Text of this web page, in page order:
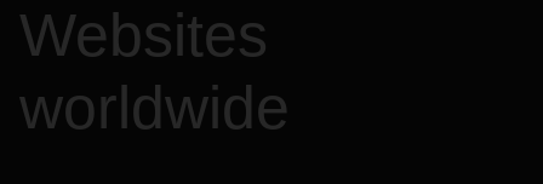
Websites
worldwide